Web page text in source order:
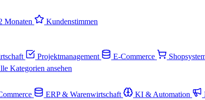
Monaten
Kundenstimmen
Projektmanagement E-Commerce
Kategorien ansehen
ERP & Warenwirtschaft KI & Automation